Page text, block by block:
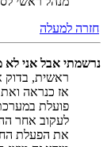
חזרה למעלה
נרשמתי אבל אני לא
ראשית,
לעקוב אחר
את הפעלת